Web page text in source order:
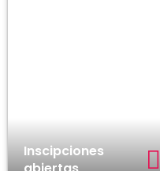
Inscipciones